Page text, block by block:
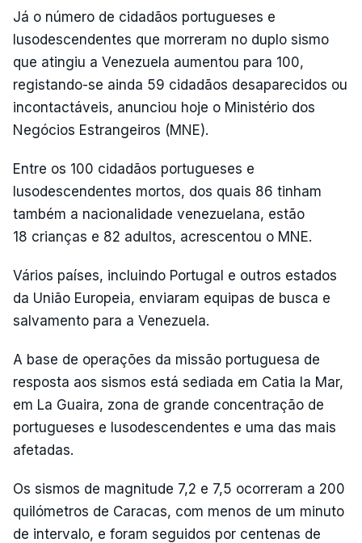
Já o número de cidadãos portugueses e
lusodescendentes que morreram no duplo sismo
que atingiu a Venezuela aumentou para 100,
registando-se ainda 59 cidadãos desaparecidos ou
incontactáveis, anunciou hoje o Ministério dos
Negócios Estrangeiros (MNE).
Entre os 100 cidadãos portugueses e
lusodescendentes mortos, dos quais 86 tinham
também a nacionalidade venezuelana, estão
18 crianças e 82 adultos, acrescentou o MNE.
Vários países, incluindo Portugal e outros estados
da União Europeia, enviaram equipas de busca e
salvamento para a Venezuela.
A base de operações da missão portuguesa de
resposta aos sismos está sediada em Catia la Mar,
em La Guaira, zona de grande concentração de
portugueses e lusodescendentes e uma das mais
afetadas.
Os sismos de magnitude 7,2 e 7,5 ocorreram a 200
quilómetros de Caracas, com menos de um minuto
de intervalo, e foram seguidos por centenas de